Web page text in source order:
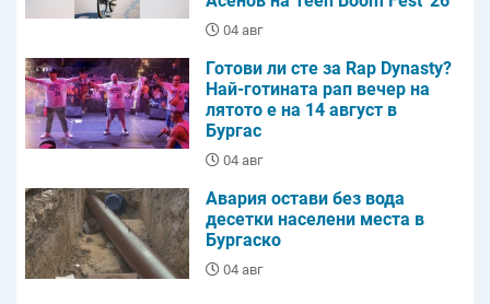
04 авг
Готови ли сте за Rap Dynasty?
Най-готината рап вечер на
лятото е на 14 август в
Бургас
04 авг
Авария остави без вода
десетки населени места в
Бургаско
04 авг